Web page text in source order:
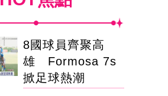
8國球員齊聚高
雄 Formosa 7s
掀足球熱潮